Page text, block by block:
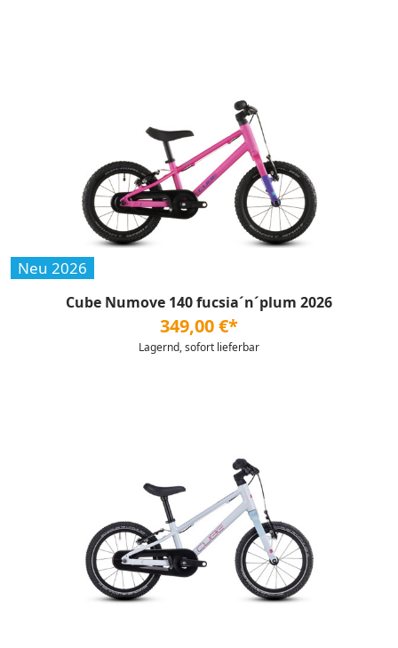
Neu 2026
Cube Numove 140 fucsia´n´plum 2026
349,00 €*
Lagernd, sofort lieferbar